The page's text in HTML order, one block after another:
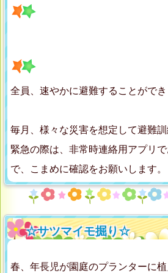
全員、速やかに避難することができ
毎月、様々な災害を想定して避難訓
緊急の際は、非常時連絡用アプリ
で、こまめに確認をお願いします。
☆サツマイモ掘り☆
春、年長児が園庭のプランターに